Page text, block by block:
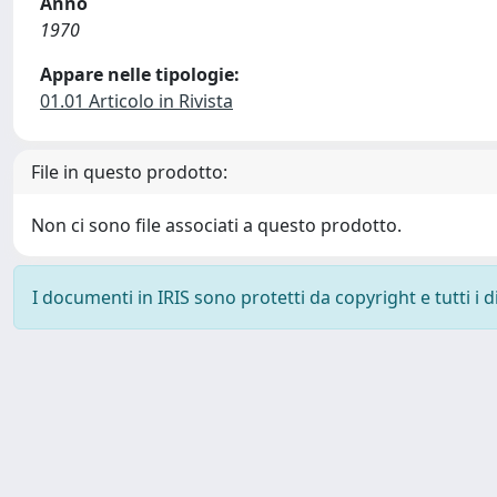
1970
Appare nelle tipologie:
01.01 Articolo in Rivista
File in questo prodotto:
Non ci sono file associati a questo prodotto.
I documenti in IRIS sono protetti da copyright e tutti i